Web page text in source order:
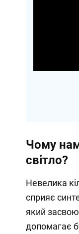
Чому
світло?
Невелика
сприяє
який
допомагає